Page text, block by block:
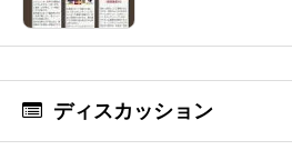
ディスカッション